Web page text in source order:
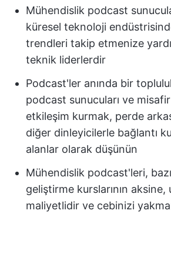
Mühendislik podcast
küresel teknoloji
trendleri takip etmenize
teknik liderlerdir
Podcast'ler anında bir
podcast sunucuları ve
etkileşim kurmak, perde
diğer dinleyicilerle bağlantı
alanlar olarak düşünün
Mühendislik podcast'leri,
geliştirme kurslarının aksine,
maliyetlidir ve cebinizi